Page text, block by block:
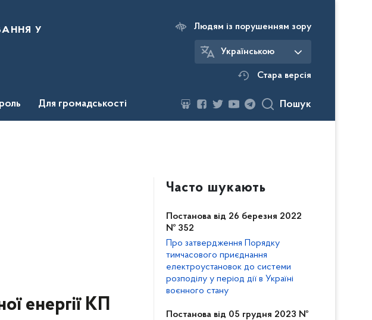
у
Людям із порушенням зору
Українською
Стара версія
Для громадськості Пошук
енергії КП
Часто шукають
Постанова від 26 березня 2022
№ 352
Про затвердження Порядку
тимчасового приєднання
електроустановок до системи
розподілу у період дії в Україні
воєнного стану
Постанова від 05 грудня 2023 №